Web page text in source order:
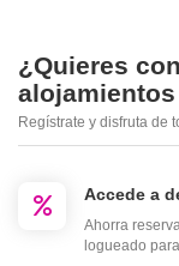
¿Quieres
Regístrate y disfruta de
Accede a
Ahorra
logueado